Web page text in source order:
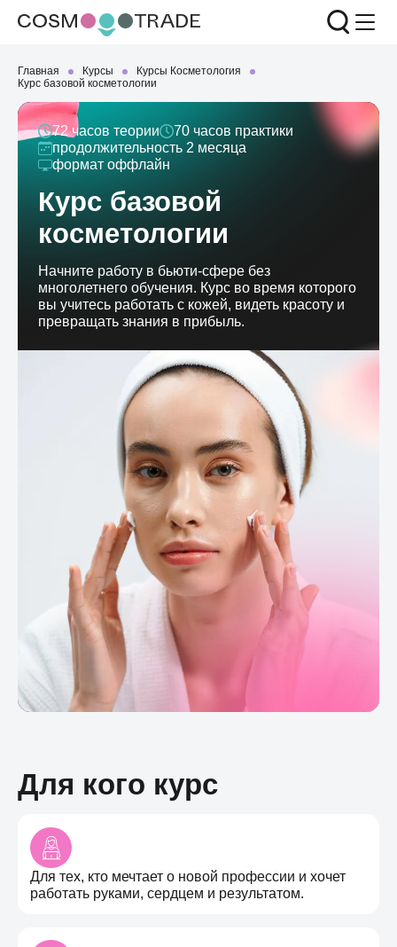
Главная Курсы
Курсы Косметология
Курс базовой косметологии
72часов теории 70 часов практики
продолжительность 2 месяца
формат оффлайн
Курс базовой
косметологии
Начните работу в бьюти-сфере без
многолетнего обучения. Курс во время которого
вы учитесь работать с кожей, видеть красоту и
превращать знания в прибыль.
Для кого курс
Для тех, кто мечтает о новой профессии и хочет
работать руками, сердцем и результатом.